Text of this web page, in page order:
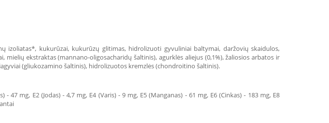
kukurūzai, kukurūzų glitimas, hidrolizuoti gyvuliniai baltymai, daržovių skaidulos,
ekstraktas (mannano-oligosacharidų šaltinis), agurklės aliejus (0,1%), žaliosios arbatos ir
(gliukozamino šaltinis), hidrolizuotos kremzlės (chondroitino šaltinis).
mg, E2 (Jodas) - 4,7 mg, E4 (Varis) - 9 mg, E5 (Manganas) - 61 mg, E6 (Cinkas) - 183 mg, E8